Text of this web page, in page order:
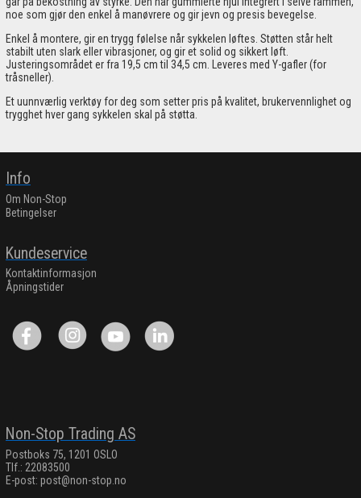
noe som gjør den enkel å manøvrere og gir jevn og presis bevegelse.
Enkel å montere, gir en trygg følelse når sykkelen løftes. Støtten står helt
stabilt uten slark eller vibrasjoner, og gir et solid og sikkert løft.
Justeringsområdet er fra 19,5 cm til 34,5 cm. Leveres med Y-gafler (for
tråsneller).
Et uunnværlig verktøy for deg som setter pris på kvalitet, brukervennlighet og
trygghet hver gang sykkelen skal på støtta.
Info
Om Non-Stop
Betingelser
Kundeservice
Kontaktinformasjon
Åpningstider
Non-Stop Trading AS
Postboks 75, 1201 OSLO
Tlf.: 22083500
E-post: post@non-stop.no